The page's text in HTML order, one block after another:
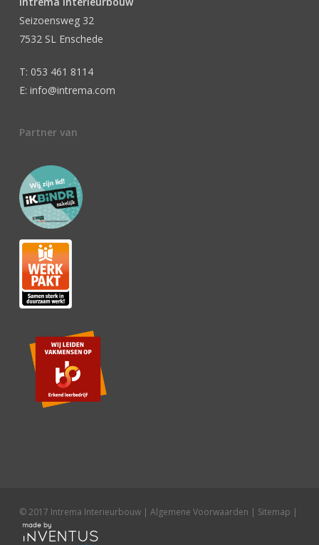
Seizoensweg 32
7532 SL Enschede
T: 053 461 8114
E: info@intrema.com
Partner van
© 2017 Intrema Interieurbouw | Algemene Voorwaarden | Sitemap |